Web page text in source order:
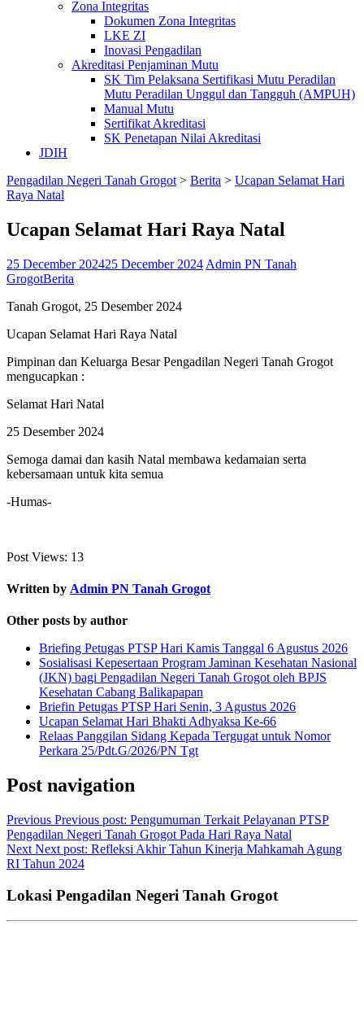
Zona Integritas
Dokumen Zona Integritas
LKE ZI
Inovasi Pengadilan
Akreditasi Penjaminan Mutu
SK Tim Pelaksana Sertifikasi Mutu Peradilan
Mutu Peradilan Unggul dan Tangguh (AMPUH)
Manual Mutu
Sertifikat Akreditasi
SK Penetapan Nilai Akreditasi
JDIH
Pengadilan Negeri Tanah Grogot > Berita > Ucapan Selamat Hari
Raya Natal
Ucapan Selamat Hari Raya Natal
25 December 202425 December 2024 Admin PN Tanah
GrogotBerita
Tanah Grogot, 25 Desember 2024
Ucapan Selamat Hari Raya Natal
Pimpinan dan Keluarga Besar Pengadilan Negeri Tanah Grogot
mengucapkan :
Selamat Hari Natal
25 Desember 2024
Semoga damai dan kasih Natal membawa kedamaian serta
kebersamaan untuk kita semua
-Humas-
Post Views: 13
Written by Admin PN Tanah Grogot
Other posts by author
Briefing Petugas PTSP Hari Kamis Tanggal 6 Agustus 2026
Sosialisasi Kepesertaan Program Jaminan Kesehatan Nasional
(JKN) bagi Pengadilan Negeri Tanah Grogot oleh BPJS
Kesehatan Cabang Balikapapan
Briefin Petugas PTSP Hari Senin, 3 Agustus 2026
Ucapan Selamat Hari Bhakti Adhyaksa Ke-66
Relaas Panggilan Sidang Kepada Tergugat untuk Nomor
Perkara 25/Pdt.G/2026/PN Tgt
Post navigation
Previous Previous post: Pengumuman Terkait Pelayanan PTSP
Pengadilan Negeri Tanah Grogot Pada Hari Raya Natal
Next Next post: Refleksi Akhir Tahun Kinerja Mahkamah Agung
RI Tahun 2024
Lokasi Pengadilan Negeri Tanah Grogot